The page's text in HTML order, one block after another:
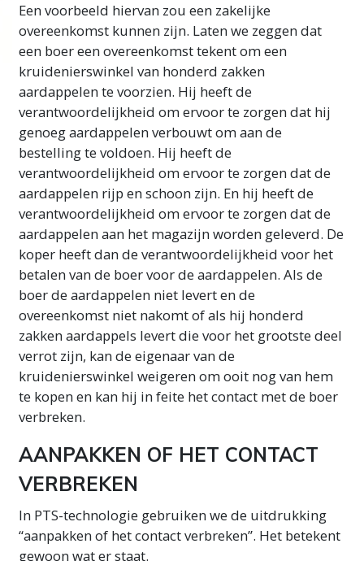
Een voorbeeld hiervan zou een zakelijke
overeenkomst kunnen zijn. Laten we zeggen dat
een boer een overeenkomst tekent om een
kruidenierswinkel van honderd zakken
aardappelen te voorzien. Hij heeft de
verantwoordelijkheid om ervoor te zorgen dat hij
genoeg aardappelen verbouwt om aan de
bestelling te voldoen. Hij heeft de
verantwoordelijkheid om ervoor te zorgen dat de
aardappelen rijp en schoon zijn. En hij heeft de
verantwoordelijkheid om ervoor te zorgen dat de
aardappelen aan het magazijn worden geleverd. De
koper heeft dan de verantwoordelijkheid voor het
betalen van de boer voor de aardappelen. Als de
boer de aardappelen niet levert en de
overeenkomst niet nakomt of als hij honderd
zakken aardappels levert die voor het grootste deel
verrot zijn, kan de eigenaar van de
kruidenierswinkel weigeren om ooit nog van hem
te kopen en kan hij in feite het contact met de boer
verbreken.
AANPAKKEN OF HET CONTACT
VERBREKEN
In PTS-technologie gebruiken we de uitdrukking
“aanpakken of het contact verbreken”. Het betekent
gewoon wat er staat.